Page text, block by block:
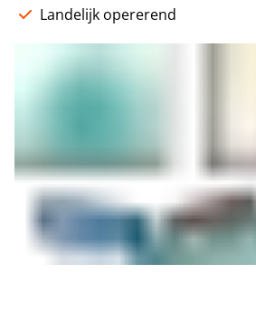
Landelijk opererend